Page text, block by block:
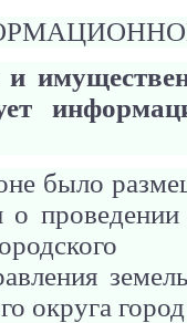
и
было
о
округа